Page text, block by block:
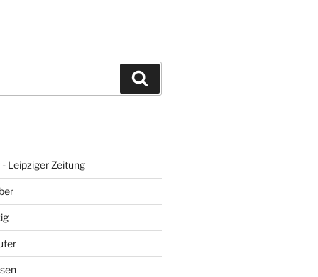
Leipziger Zeitung